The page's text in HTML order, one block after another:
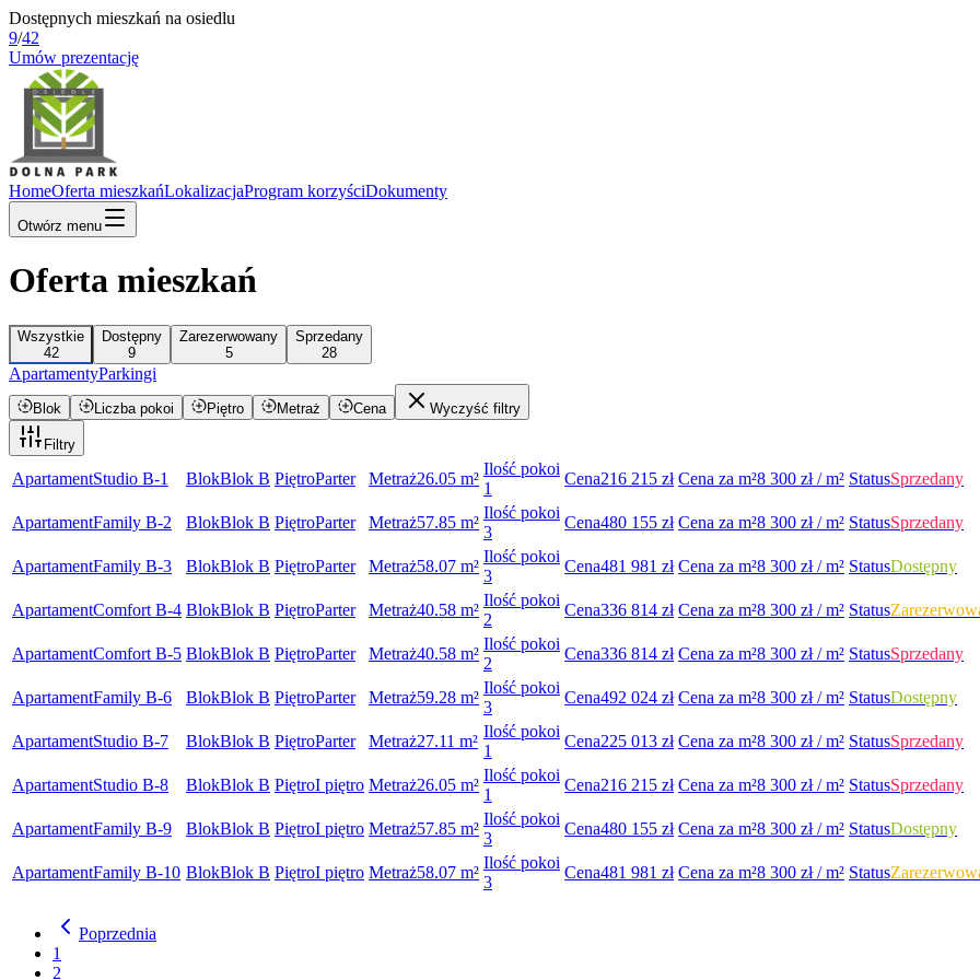
Dostępnych mieszkań na osiedlu
9/42
Umów prezentację
HomeOferta mieszkańLokalizacjaProgram korzyściDokumenty
Otwórz menu
Oferta mieszkań
Wszystkie
42
Dostępny
9
Zarezerwowany
5
Sprzedany
28
ApartamentyParkingi
Blok Liczba pokoi Piętro Metraż Cena Wyczyść filtry
Filtry
ApartamentStudio B-1 BlokBlok B PiętroParter Metraż26.05 m²
Ilość pokoi
1
Cena216 215 zł Cena za m²8 300 zł / m² StatusSprzedany
ApartamentFamily B-2 BlokBlok B PiętroParter Metraż57.85 m²
Ilość pokoi
3
Cena480 155 zł Cena za m²8 300 zł / m² StatusSprzedany
ApartamentFamily B-3 BlokBlok B PiętroParter Metraż58.07 m²
Ilość pokoi
3
Cena481 981 zł Cena za m²8 300 zł / m² StatusDostępny
ApartamentComfort B-4 BlokBlok B PiętroParter Metraż40.58 m²
Ilość pokoi
2
Cena336 814 zł Cena za m²8 300 zł / m² Status
ApartamentComfort B-5 BlokBlok B PiętroParter Metraż40.58 m²
Ilość pokoi
2
Cena336 814 zł Cena za m²8 300 zł / m² StatusSprzedany
ApartamentFamily B-6 BlokBlok B PiętroParter Metraż59.28 m²
Ilość pokoi
3
Cena492 024 zł Cena za m²8 300 zł / m² StatusDostępny
ApartamentStudio B-7 BlokBlok B PiętroParter Metraż27.11 m²
Ilość pokoi
1
Cena225 013 zł Cena za m²8 300 zł / m² StatusSprzedany
ApartamentStudio B-8 BlokBlok B PiętroI piętro Metraż26.05 m²
Ilość pokoi
1
Cena216 215 zł Cena za m²8 300 zł / m² StatusSprzedany
ApartamentFamily B-9 BlokBlok B PiętroI piętro Metraż57.85 m²
Ilość pokoi
3
Cena480 155 zł Cena za m²8 300 zł / m² StatusDostępny
ApartamentFamily B-10 BlokBlok B PiętroI piętro Metraż58.07 m²
Ilość pokoi
3
Cena481 981 zł Cena za m²8 300 zł / m² Status
Poprzednia
1
2